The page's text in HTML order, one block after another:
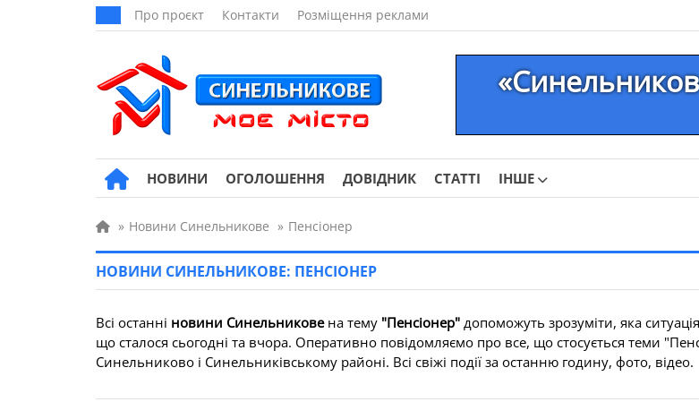
Про проєкт Контакти Розміщення реклами
НОВИНИ ОГОЛОШЕННЯ ДОВІДНИК СТАТТІ ІНШЕ
» Новини Синельникове » Пенсіонер
НОВИНИ СИНЕЛЬНИКОВЕ: ПЕНСІОНЕР
Всі останні новини Синельниковена тему "Пенсіонер" допоможуть зрозуміти, яка
що сталося сьогодні та вчора. Оперативно повідомляємо про все, що стосується теми
Синельниково і Синельниківському районі. Всі свіжі події за останню годину, фото, відео.